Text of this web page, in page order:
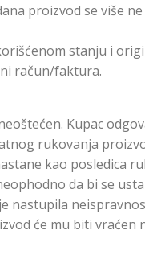
proizvod se više
stanju i
račun/faktura.
Kupac
rukovanja
kao posledica
da bi se
nastupila
će mu biti vraćen